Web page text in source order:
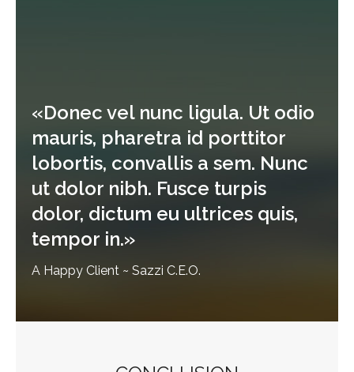
«Donec vel nunc ligula. Ut odio
mauris, pharetra id porttitor
lobortis, convallis a sem. Nunc
ut dolor nibh. Fusce turpis
dolor, dictum eu ultrices quis,
tempor in.»
A Happy Client ~ Sazzi C.E.O.